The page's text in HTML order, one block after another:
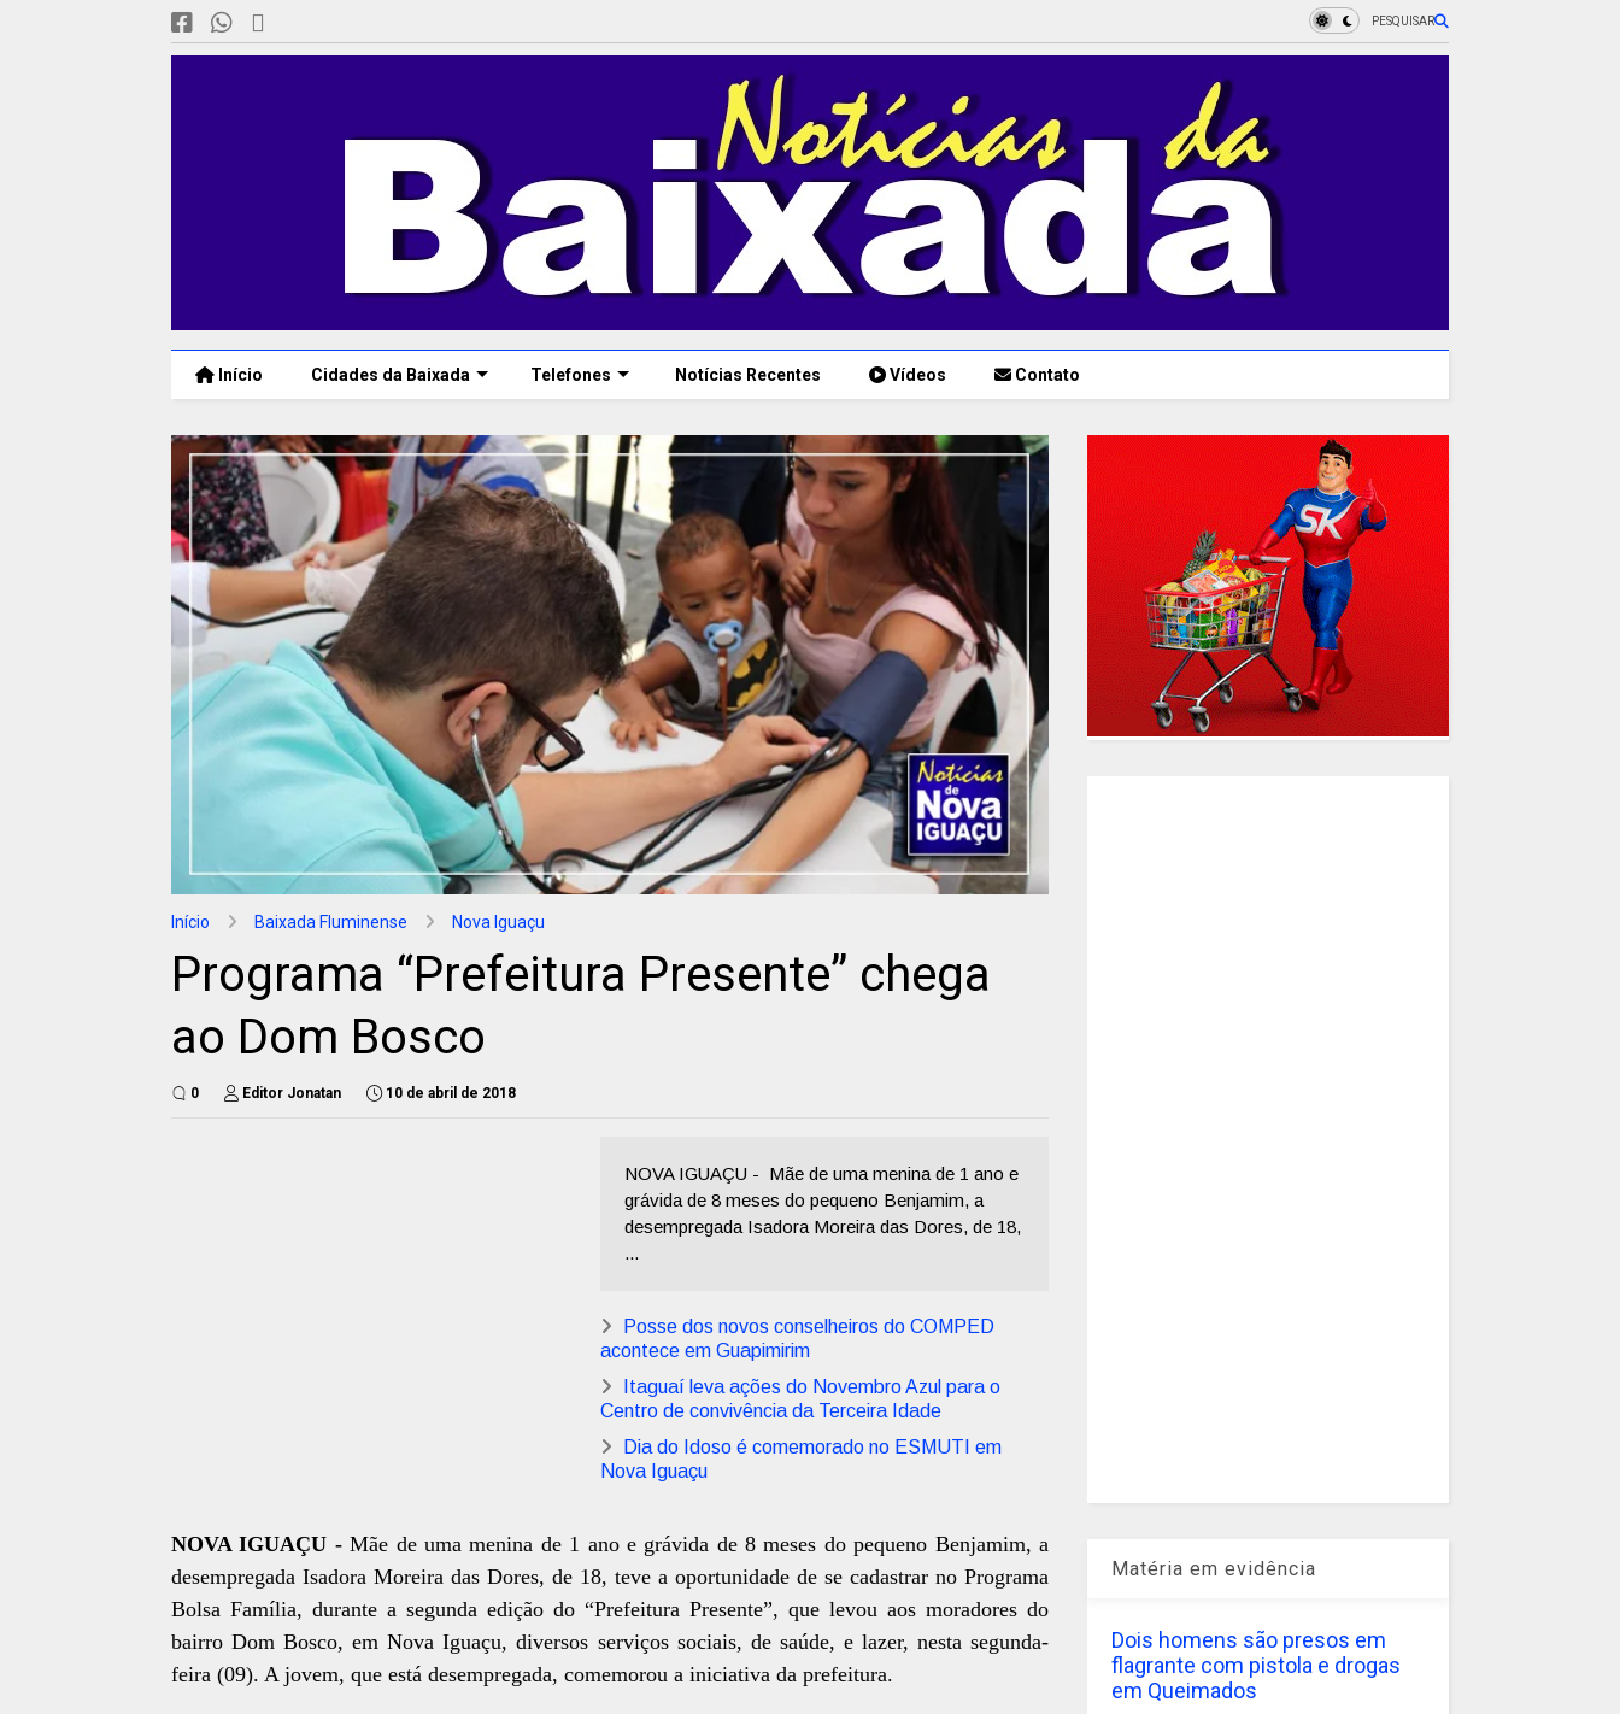
PESQUISAR
Início Cidades da Baixada Telefones Notícias Recentes Vídeos Contato
Início Baixada Fluminense Nova Iguaçu
Programa “Prefeitura Presente” chega
ao Dom Bosco
0 Editor Jonatan 10 de abril de 2018
NOVA IGUAÇU - Mãe de uma menina de 1 ano e
grávida de 8 meses do pequeno Benjamim, a
desempregada Isadora Moreira das Dores, de 18,
...
Posse dos novos conselheiros do COMPED
acontece em Guapimirim
Itaguaí leva ações do Novembro Azul para o
Centro de convivência da Terceira Idade
Dia do Idoso é comemorado no ESMUTI em
Nova Iguaçu
NOVA IGUAÇU -Mãe de uma menina de 1 ano e grávida de 8 meses do pequeno Benjamim, a
desempregada Isadora Moreira das Dores, de 18, teve a oportunidade de se cadastrar no Programa
Bolsa Família, durante a segunda edição do “Prefeitura Presente”, que levou aos moradores do
bairro Dom Bosco, em Nova Iguaçu, diversos serviços sociais, de saúde, e lazer, nesta segunda-
feira (09). A jovem, que está desempregada, comemorou a iniciativa da prefeitura.
Matéria em evidência
Dois homens são presos em
flagrante com pistola e drogas
em Queimados